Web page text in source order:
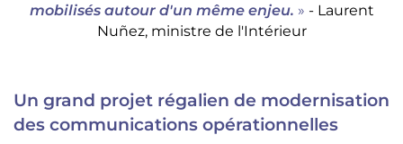
mobilisés autour d'un même enjeu. » - Laurent
Nuñez, ministre de l'Intérieur
Un grand projet régalien de modernisation
des communications opérationnelles